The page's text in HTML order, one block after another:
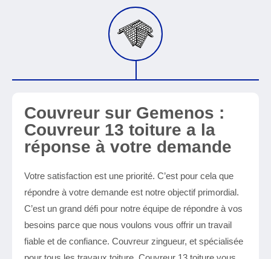
Couvreur sur Gemenos :
Couvreur 13 toiture a la
réponse à votre demande
Votre satisfaction est une priorité. C’est pour cela que
répondre à votre demande est notre objectif primordial.
C’est un grand défi pour notre équipe de répondre à vos
besoins parce que nous voulons vous offrir un travail
fiable et de confiance. Couvreur zingueur, et spécialisée